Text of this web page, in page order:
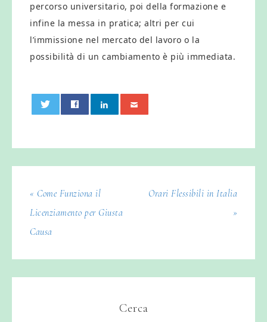
percorso universitario, poi della formazione e
infine la messa in pratica; altri per cui
l’immissione nel mercato del lavoro o la
possibilità di un cambiamento è più immediata.
« Come Funziona il
Licenziamento per Giusta
Causa
Orari Flessibili in Italia
»
Cerca